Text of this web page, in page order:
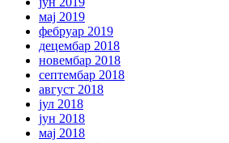
мај 2019
фебруар 2019
децембар 2018
новембар 2018
септембар 2018
август 2018
јул 2018
јун 2018
мај 2018